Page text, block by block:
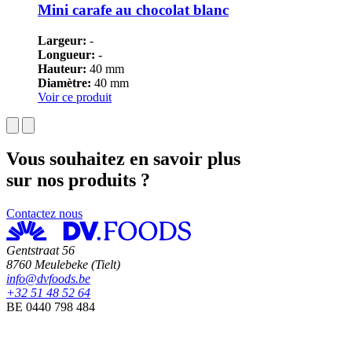
Mini carafe au chocolat blanc
Largeur: -
Longueur: -
Hauteur: 40 mm
Diamètre: 40 mm
Voir ce produit
Vous souhaitez en savoir plus
sur nos produits ?
Contactez nous
Gentstraat 56
8760 Meulebeke (Tielt)
info@dvfoods.be
+32 51 48 52 64
BE 0440 798 484